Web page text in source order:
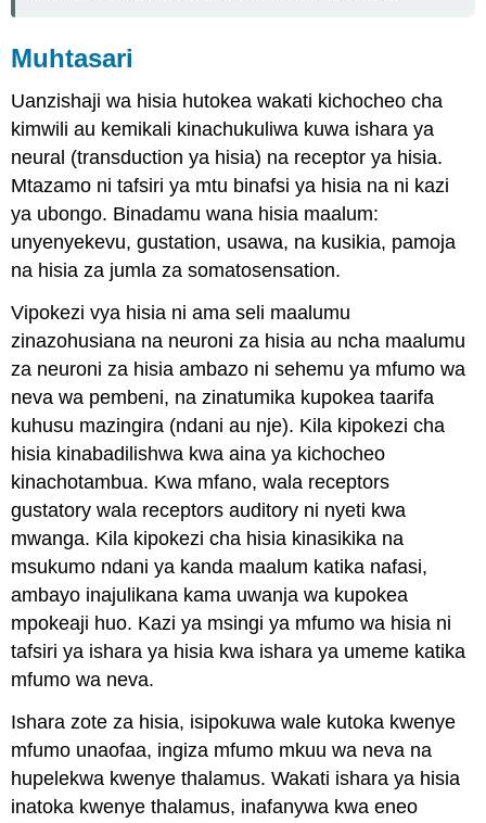
Muhtasari
Uanzishaji wa hisia hutokea wakati kichocheo cha
kimwili au kemikali kinachukuliwa kuwa ishara ya
neural (transduction ya hisia) na receptor ya hisia.
Mtazamo ni tafsiri ya mtu binafsi ya hisia na ni kazi
ya ubongo. Binadamu wana hisia maalum:
unyenyekevu, gustation, usawa, na kusikia, pamoja
na hisia za jumla za somatosensation.
Vipokezi vya hisia ni ama seli maalumu
zinazohusiana na neuroni za hisia au ncha maalumu
za neuroni za hisia ambazo ni sehemu ya mfumo wa
neva wa pembeni, na zinatumika kupokea taarifa
kuhusu mazingira (ndani au nje). Kila kipokezi cha
hisia kinabadilishwa kwa aina ya kichocheo
kinachotambua. Kwa mfano, wala receptors
gustatory wala receptors auditory ni nyeti kwa
mwanga. Kila kipokezi cha hisia kinasikika na
msukumo ndani ya kanda maalum katika nafasi,
ambayo inajulikana kama uwanja wa kupokea
mpokeaji huo. Kazi ya msingi ya mfumo wa hisia ni
tafsiri ya ishara ya hisia kwa ishara ya umeme katika
mfumo wa neva.
Ishara zote za hisia, isipokuwa wale kutoka kwenye
mfumo unaofaa, ingiza mfumo mkuu wa neva na
hupelekwa kwenye thalamus. Wakati ishara ya hisia
inatoka kwenye thalamus, inafanywa kwa eneo